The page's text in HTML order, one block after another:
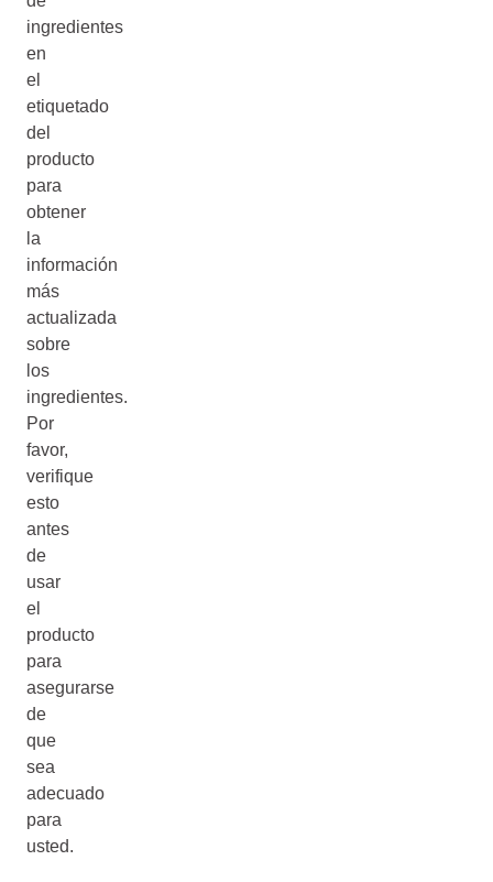
ingredientes
en
el
etiquetado
del
producto
para
obtener
la
información
más
actualizada
sobre
los
ingredientes.
Por
favor,
verifique
esto
antes
de
usar
el
producto
para
asegurarse
de
que
sea
adecuado
para
usted.